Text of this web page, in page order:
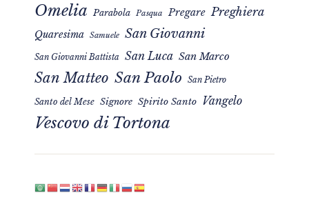
Omelia Parabola Pasqua Pregare Preghiera
Quaresima Samuele San Giovanni
San Giovanni Battista San Luca San Marco
San Matteo San Paolo San Pietro
Santo del Mese Signore Spirito Santo Vangelo
Vescovo di Tortona